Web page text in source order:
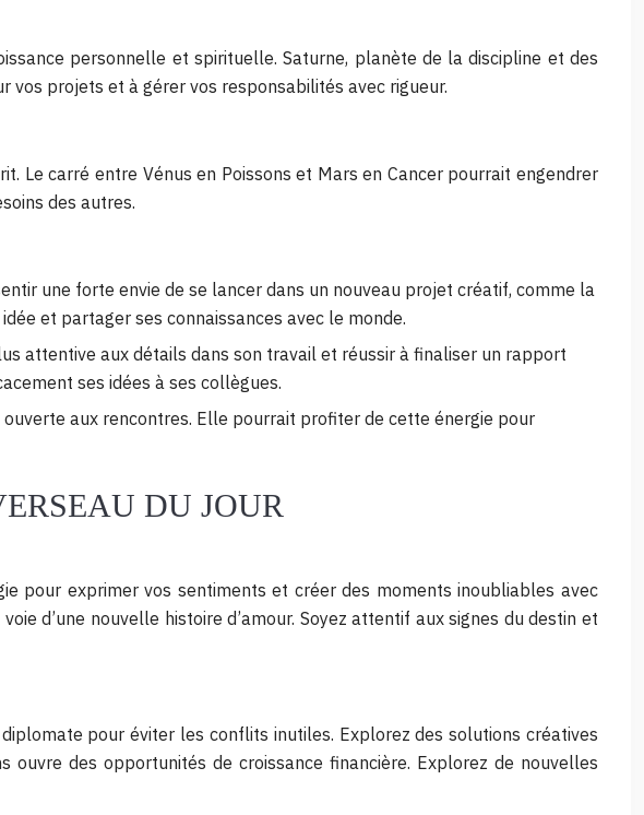
personnelle et spirituelle. Saturne, planète de la discipline et des
projets et à gérer vos responsabilités avec rigueur.
Le carré entre Vénus en Poissons et Mars en Cancer pourrait engendrer
des autres.
une forte envie de se lancer dans un nouveau projet créatif, comme la
et partager ses connaissances avec le monde.
attentive aux détails dans son travail et réussir à finaliser un rapport
ses idées à ses collègues.
aux rencontres. Elle pourrait profiter de cette énergie pour
DU JOUR
pour exprimer vos sentiments et créer des moments inoubliables avec
d’une nouvelle histoire d’amour. Soyez attentif aux signes du destin et
pour éviter les conflits inutiles. Explorez des solutions créatives
ouvre des opportunités de croissance financière. Explorez de nouvelles